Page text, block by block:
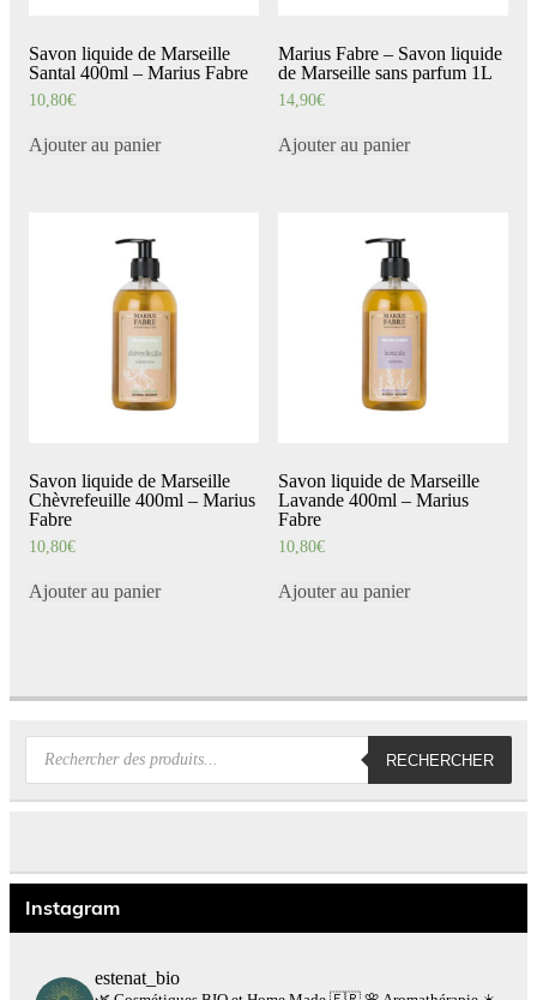
Savon liquide de Marseille
Santal 400ml – Marius Fabre
10,80€
Ajouter au panier
Marius Fabre – Savon liquide
de Marseille sans parfum 1L
14,90€
Ajouter au panier
Savon liquide de Marseille
Chèvrefeuille 400ml – Marius
Fabre
10,80€
Ajouter au panier
Savon liquide de Marseille
Lavande 400ml – Marius
Fabre
10,80€
Ajouter au panier
Recherche
produits
RECHERCHER
Instagram
estenat_bio